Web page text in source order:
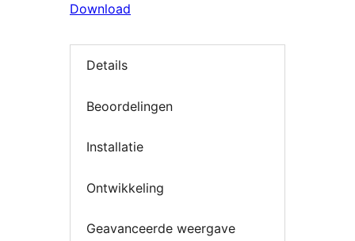
Download
Details
Beoordelingen
Installatie
Ontwikkeling
Geavanceerde weergave